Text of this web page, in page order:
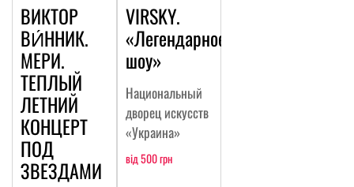
ВИКТОР
ВИ́ННИК.
МЕРИ.
ТЕПЛЫЙ
ЛЕТНИЙ
КОНЦЕРТ
ПОД
ЗВЕЗДАМИ
VIRSKY.
«Легендарное
шоу»
Национальный
дворец искусств
«Украина»
від 500 грн